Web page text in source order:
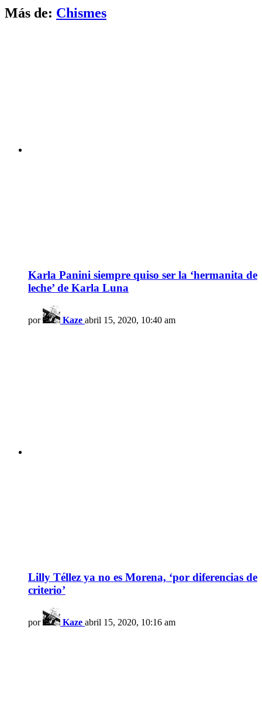
Más de: Chismes
Karla Panini siempre quiso ser la ‘hermanita de
leche’ de Karla Luna
por Kaze abril 15, 2020, 10:40 am
Lilly Téllez ya no es Morena, ‘por diferencias de
criterio’
por Kaze abril 15, 2020, 10:16 am